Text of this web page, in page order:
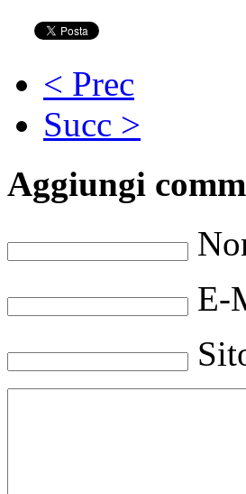
< Prec
Succ >
Aggiungi
E-